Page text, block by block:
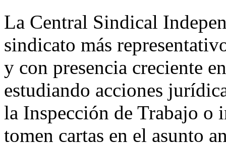
La Central Sindical
sindicato más
y con presencia creciente
estudiando acciones
la Inspección de Trabajo o
tomen cartas en el asunto